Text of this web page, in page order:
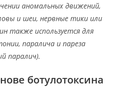
аномальных движений,
и шеи, нервные тики или
также используется для
паралича и пареза
паралич).
ботулотоксина